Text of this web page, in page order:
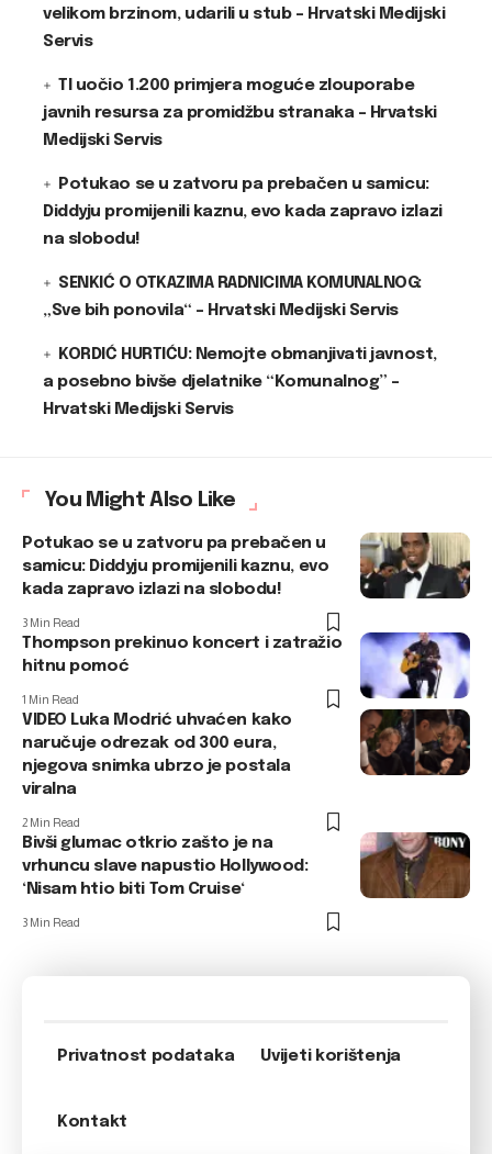
velikom brzinom, udarili u stub – Hrvatski Medijski
Servis
TI uočio 1.200 primjera moguće zlouporabe
javnih resursa za promidžbu stranaka – Hrvatski
Medijski Servis
Potukao se u zatvoru pa prebačen u samicu:
Diddyju promijenili kaznu, evo kada zapravo izlazi
na slobodu!
SENKIĆ O OTKAZIMA RADNICIMA KOMUNALNOG:
„Sve bih ponovila“ – Hrvatski Medijski Servis
KORDIĆ HURTIĆU: Nemojte obmanjivati javnost,
a posebno bivše djelatnike “Komunalnog” –
Hrvatski Medijski Servis
You Might Also Like
Potukao se u zatvoru pa prebačen u
samicu: Diddyju promijenili kaznu, evo
kada zapravo izlazi na slobodu!
3 Min Read
Thompson prekinuo koncert i zatražio
hitnu pomoć
1 Min Read
VIDEO Luka Modrić uhvaćen kako
naručuje odrezak od 300 eura,
njegova snimka ubrzo je postala
viralna
2 Min Read
Bivši glumac otkrio zašto je na
vrhuncu slave napustio Hollywood:
‘Nisam htio biti Tom Cruise‘
3 Min Read
Privatnost podataka Uvijeti korištenja
Kontakt